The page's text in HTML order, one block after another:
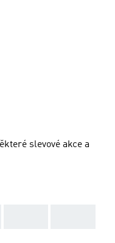
slevové akce a